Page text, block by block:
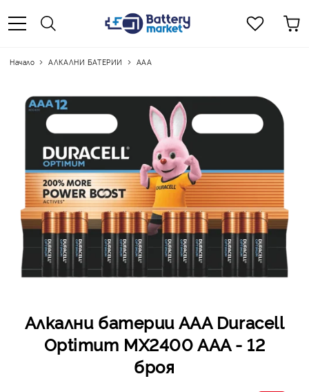
Начало АЛКАЛНИ БАТЕРИИ ААА
Алкални батерии ААА Duracell
Optimum MX2400 AAA - 12
броя